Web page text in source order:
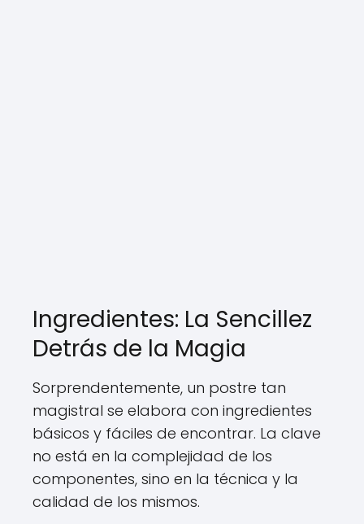
Ingredientes: La Sencillez
Detrás de la Magia
Sorprendentemente, un postre tan
magistral se elabora con ingredientes
básicos y fáciles de encontrar. La clave
no está en la complejidad de los
componentes, sino en la técnica y la
calidad de los mismos.